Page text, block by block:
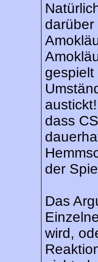
dass
der
Das
wird,